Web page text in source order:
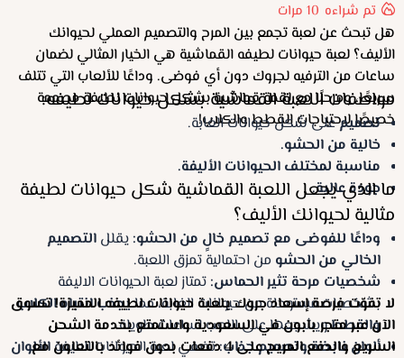
تم شراءه 10 مرات
هل تبحث عن لعبة تجمع بين المرح والتصميم العملي لحيوانك
الأليف؟ لعبة حيوانات لطيفه القماشية هي الخيار المثالي لضمان
ساعات من الترفيه لجروك دون أي فوضى. وداعًا للألعاب التي تتلف
سريعًا، ومرحبًا مع لقمة قماشية بشكل حيوانات لطيفة مصممة
خصيصًا لاحتياجات القطط والكلاب!
مواصفات اللعبة القماشية بشكل حيوانات لطيفه:
تصميمعلى شكل حيوانات الغابة.
خالية من الحشو.
مناسبة لمختلف الحيوانات الأليفة.
جودة عالية.
ما الذي يجعل اللعبة القماشية شكل حيوانات لطيفة
مثالية لحيوانك الأليف؟
وداعًا للفوضى مع تصميم خالٍ من الحشو: يقلل التصميم
الخالي من الحشو من احتمالية تمزق اللعبة.
شخصيات مرحة تثير الحماس: تمتاز لعبة الحيوانات الاليفة
بشخصيات مستوحاة من حيوانات الغابة، ممايجذب انتباه الكلاب
والقططويشجعها على اللعب لساعات طويلة.
ألوان نابضة وتصميم جذاب:تضفي لعبة الحيوانات الاليفةالألوان
لا تفوّت فرصة إسعاد جروك بلعبة حيوانات لطيفه المميزة! تسوق
الآن عبر متجر بابون في السعودية واستمتع بخدمة الشحن
السريع والدفع المريح على 4 دفعات بدون فوائد بالتعاون مع